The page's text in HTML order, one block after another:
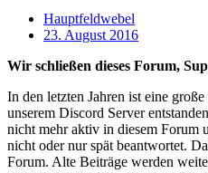
Hauptfeldwebel
23. August 2016
Wir schließen dieses Forum,
In den letzten Jahren ist eine
unserem Discord Server
nicht mehr aktiv in diesem Forum
nicht oder nur spät beantwortet.
Forum. Alte Beiträge werden